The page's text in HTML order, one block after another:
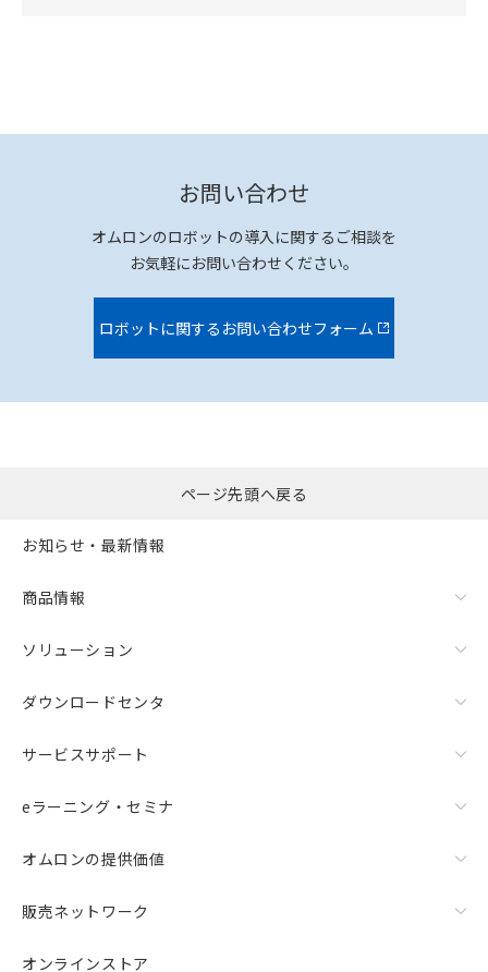
お問い合わせ
オムロンのロボットの導入に関するご相談を
お気軽にお問い合わせください。
ロボットに関するお問い合わせフォーム
ページ先頭へ戻る
お知らせ・最新情報
商品情報
ソリューション
ダウンロードセンタ
サービスサポート
eラーニング・セミナ
オムロンの提供価値
販売ネットワーク
オンラインストア